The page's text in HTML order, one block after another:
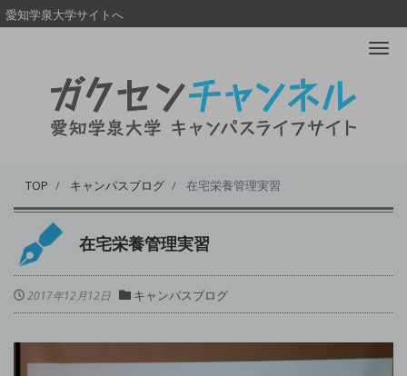
愛知学泉大学サイトへ
TOP キャンパスブログ 在宅栄養管理実習
在宅栄養管理実習
2017年12月12日 キャンパスブログ